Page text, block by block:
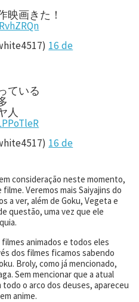
映画きた！
16 de
ている
人
16 de
consideração neste momento,
Veremos mais Saiyajins do
a ver, além de Goku, Vegeta e
questão, uma vez que ele
animados e todos eles
dos filmes ficamos sabendo
Broly, como já mencionado,
Sem mencionar que a atual
todo o arco dos deuses, apareceu
anime.